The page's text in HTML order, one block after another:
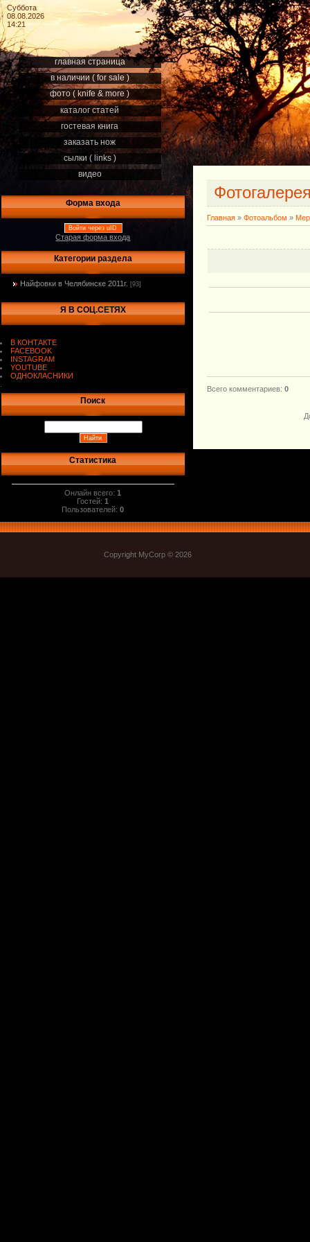
Суббота
08.08.2026
14:21
главная страница
в наличии ( for sale )
фото ( knife & more )
каталог статей
гостевая книга
заказать нож
сылки ( links )
видео
Форма входа
Войти через uID
Старая форма входа
Категории раздела
Найфовки в Челябинске 2011г. [93]
Я В СОЦ.СЕТЯХ
В КОНТАКТЕ
FACEBOOK
INSTAGRAM
YOUTUBE
ОДНОКЛАСНИКИ
Поиск
Статистика
Онлайн всего:1
Гостей:1
Пользователей:0
Главная » Фотоальбом »
Всего комментариев: 0
Copyright MyCorp © 2026